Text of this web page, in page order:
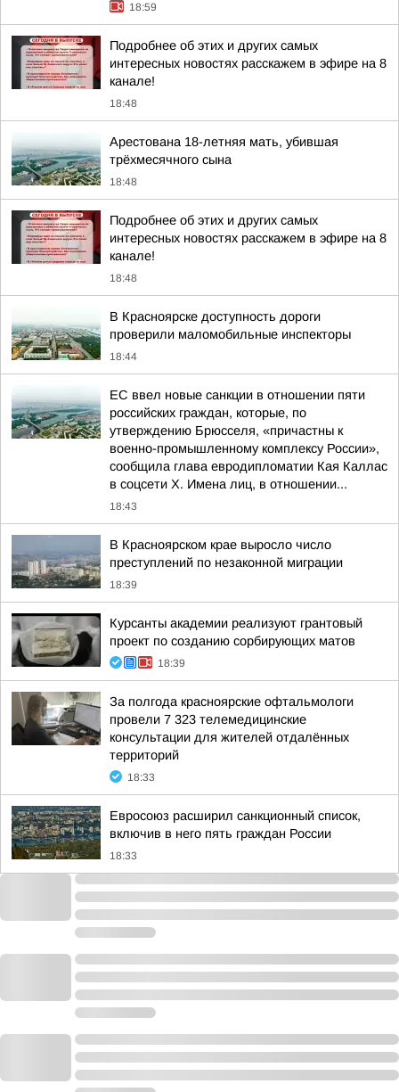
18:59
Подробнее об этих и других самых
интересных новостях расскажем в эфире на 8
канале!
18:48
Арестована 18-летняя мать, убившая
трёхмесячного сына
18:48
Подробнее об этих и других самых
интересных новостях расскажем в эфире на 8
канале!
18:48
В Красноярске доступность дороги
проверили маломобильные инспекторы
18:44
ЕС ввел новые санкции в отношении пяти
российских граждан, которые, по
утверждению Брюсселя, «причастны к
военно-промышленному комплексу России»,
сообщила глава евродипломатии Кая Каллас
в соцсети Х. Имена лиц, в отношении...
18:43
В Красноярском крае выросло число
преступлений по незаконной миграции
18:39
Курсанты академии реализуют грантовый
проект по созданию сорбирующих матов
18:39
За полгода красноярские офтальмологи
провели 7 323 телемедицинские
консультации для жителей отдалённых
территорий
18:33
Евросоюз расширил санкционный список,
включив в него пять граждан России
18:33